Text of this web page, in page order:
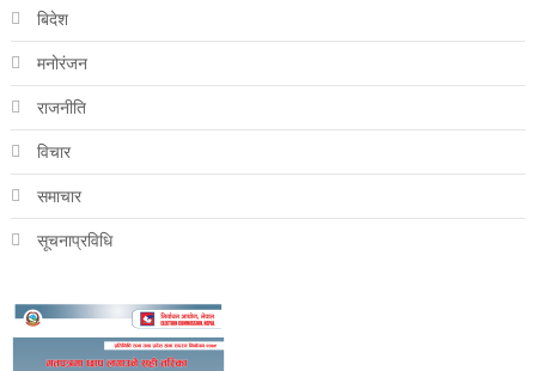
बिदेश
मनोरंजन
राजनीति
विचार
समाचार
सूचनाप्रविधि